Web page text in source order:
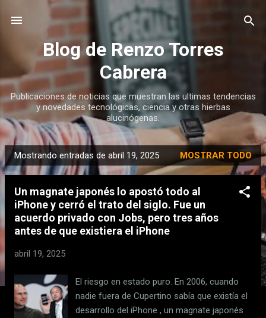
Ir al contenido principal
Blog de Renzo Torres
Cabrera
Publicaciones de noticias que muestran las ultimas tendencias
y novedades tecnológicas, ciencia y otras hierbas
alucinógenas.
E
n
Mostrando entradas de abril 19, 2025 MOSTRAR TODO
Un magnate japonés lo apostó todo al
iPhone y cerró el trato del siglo. Fue un
acuerdo privado con Jobs, pero tres años
antes de que existiera el iPhone
abril 19, 2025
El riesgo en estado puro. En 2006, cuando
nadie fuera de Cupertino sabía que existía el
desarrollo del iPhone , un magnate japonés